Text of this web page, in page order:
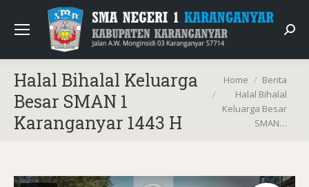
Halal Bihalal Keluarga
Besar SMAN 1
Karanganyar 1443 H
You are here:
Home
Berita
Halal Bihalal
Keluarga Besar
SMAN…